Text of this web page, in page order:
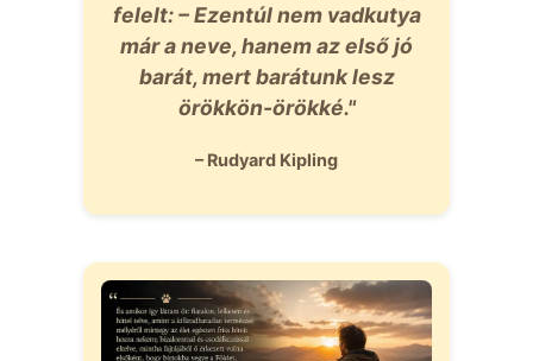
felelt: – Ezentúl nem vadkutya
már a neve, hanem az első jó
barát, mert barátunk lesz
örökkön-örökké."
– Rudyard Kipling